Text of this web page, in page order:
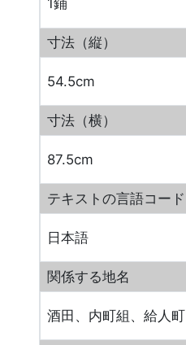
寸法（縦）
54.5cm
寸法（横）
87.5cm
テキストの言語コード
日本語
関係する地名
酒田、内町組、給人町